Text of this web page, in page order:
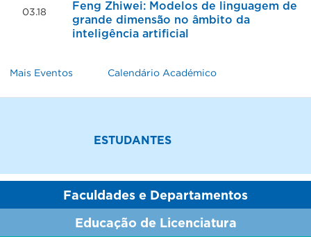
03.18
Feng Zhiwei: Modelos de linguagem de
grande dimensão no âmbito da
inteligência artificial
Mais Eventos Calendário Académico
ESTUDANTES
Faculdades e Departamentos
Educação de Licenciatura